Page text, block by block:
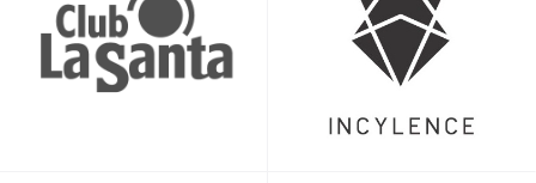
Was brauchst Du zum Schwimmen?
Eng anliegende Badehose oder Badeanzug, eine Badekappe
und eine Schwimmbrille.
(Paddles, Brett, Pull Buoy, Flossen) mit. Dieses Equipment ist